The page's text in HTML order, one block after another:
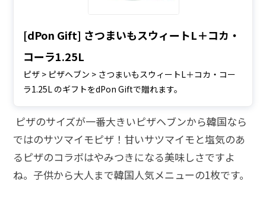
[dPon Gift] さつまいもスウィートL＋コカ・
コーラ1.25L
ピザ > ピザヘブン > さつまいもスウィートL＋コカ・コー
ラ1.25L のギフトをdPon Giftで贈れます。
ピザのサイズが一番大きいピザヘブンから韓国なら
ではのサツマイモピザ！甘いサツマイモと塩気のあ
るピザのコラボはやみつきになる美味しさですよ
ね。子供から大人まで韓国人気メニューの1枚です。